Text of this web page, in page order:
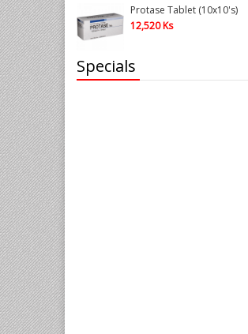
VITAMIN C အားဆေးများ
VITAMIN E & EPE
WOMEN VITAMIN (အမျိုးသမီးများအတွက်
ဗီတာမင်အားဆေးများ)
Protase Tablet (10x10's)
12,520 Ks
Specials